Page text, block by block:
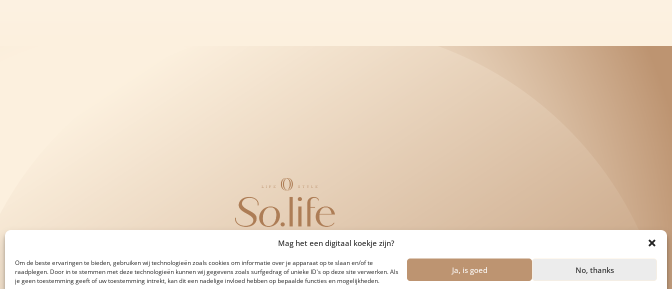
Mag het een digitaal koekje zijn?
Om de beste ervaringen te bieden, gebruiken wij technologieën zoals cookies om informatie over je apparaat op te slaan en/of te
raadplegen. Door in te stemmen met deze technologieën kunnen wij gegevens zoals surfgedrag of unieke ID's op deze site verwerken. Als
je geen toestemming geeft of uw toestemming intrekt, kan dit een nadelige invloed hebben op bepaalde functies en mogelijkheden.
Ja, is goed No, thanks